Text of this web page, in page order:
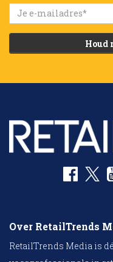
Houd
Over RetailTrends
RetailTrends Media is